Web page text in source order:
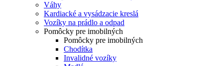
Váhy
Kardiacké a vysádzacie kreslá
Vozíky na prádlo a odpad
Pomôcky pre imobilných
Pomôcky pre imobilných
Chodítka
Invalidné vozíky